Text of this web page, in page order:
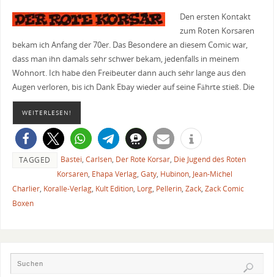
Den ersten Kontakt
zum Roten Korsaren
bekam ich Anfang der 70er. Das Besondere an diesem Comic war,
dass man ihn damals sehr schwer bekam, jedenfalls in meinem
Wohnort. Ich habe den Freibeuter dann auch sehr lange aus den
Augen verloren, bis ich Dank Ebay wieder auf seine Fährte stieß. Die
WEITERLESEN!
TAGGED Bastei, Carlsen, Der Rote Korsar, Die Jugend des Roten
Korsaren, Ehapa Verlag, Gaty, Hubinon, Jean-Michel
Charlier, Koralle-Verlag, Kult Edition, Lorg, Pellerin, Zack, Zack Comic
Boxen